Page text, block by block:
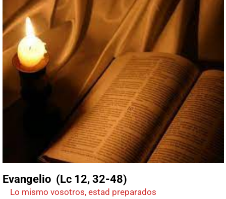
Evangelio (Lc 12, 32-48)
Lo mismo vosotros, estad preparados